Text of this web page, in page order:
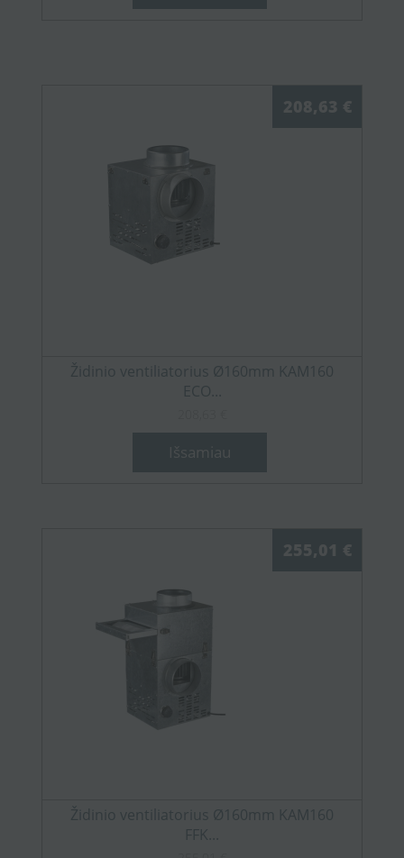
208,63 €
Židinio ventiliatorius Ø160mm KAM160
ECO...
Išsamiau
255,01 €
Židinio ventiliatorius Ø160mm KAM160
FFK...